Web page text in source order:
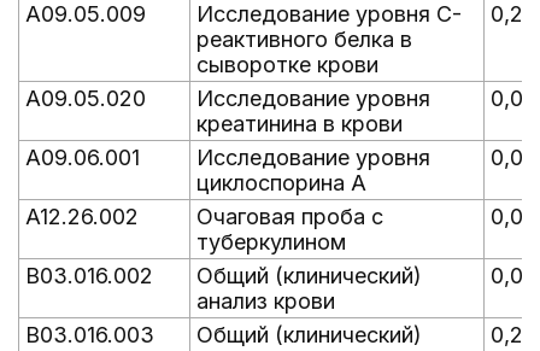
A09.05.009
Исследование уровня C-
реактивного белка в
сыворотке крови
0,26
A09.05.020
Исследование уровня
креатинина в крови
A09.06.001
Исследование уровня
циклоспорина A
A12.26.002
Очаговая проба с
туберкулином
B03.016.002
Общий (клинический)
анализ крови
B03.016.003
Общий (клинический)
0,26